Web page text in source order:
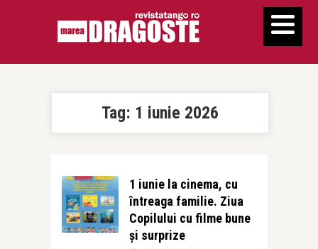
Tag: 1 iunie 2026
1 iunie la cinema, cu
întreaga familie. Ziua
Copilului cu filme bune
și surprize